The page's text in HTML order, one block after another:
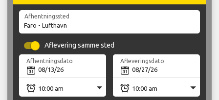
Afhentningssted
Aflevering samme sted
Afhentningsdato Afleveringsdato